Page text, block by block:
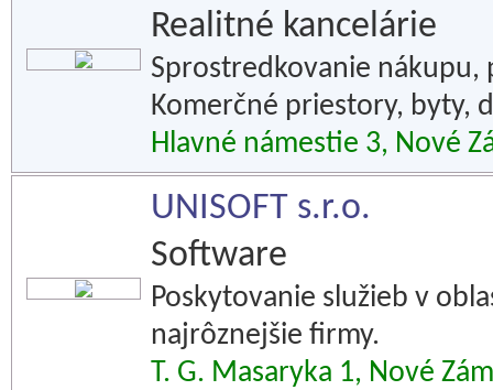
Realitné kancelárie
Sprostredkovanie
Komerčné priestory, byty,
Hlavné námestie 3, Nové
UNISOFT s.r.o.
Software
Poskytovanie služieb v
najrôznejšie firmy.
T. G. Masaryka 1, Nové